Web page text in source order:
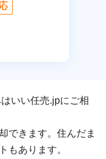
いい任売.jpにご相
できます。住んだま
もあります。